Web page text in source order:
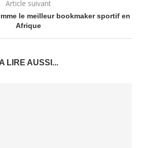
Article suivant
le meilleur bookmaker sportif en
Afrique
A LIRE AUSSI...